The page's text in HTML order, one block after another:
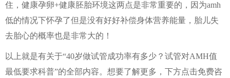
住，健康孕卵+健康胚胎环境这两点是非常重要的，因为amh
低的情况下怀孕了但是没有好好补偿身体营养能量，胎儿失
去胎心的概率也是非常大的！
以上就是有关于“40岁做试管成功率有多少？试管对AMH值
最低要求科普”的全部内容。想要了解更多，下方点击免费咨